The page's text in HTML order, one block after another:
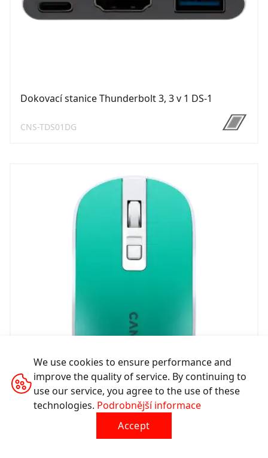
Dokovací stanice Thunderbolt 3, 3 v 1 DS-1
CNS-TDS01DG
We use cookies to ensure performance and
improve the quality of service. By continuing to
use our service, you agree to the use of these
technologies. Podrobnější informace
Accept